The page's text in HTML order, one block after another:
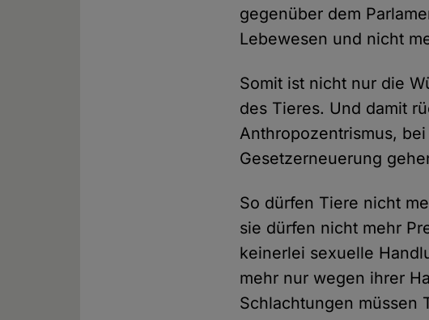
gegenüber dem
Lebewesen und nicht
Somit ist nicht nur die
des Tieres. Und damit
Anthropozentrismus,
Gesetzerneuerung
So dürfen Tiere nicht
sie dürfen nicht mehr
keinerlei sexuelle
mehr nur wegen ihrer
Schlachtungen müssen